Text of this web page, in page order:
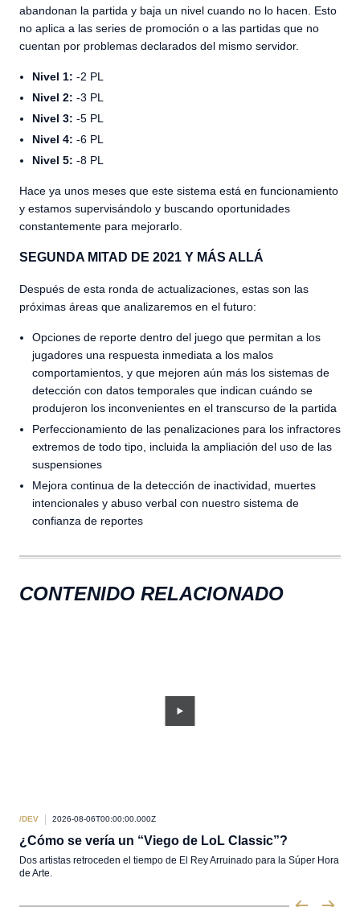
abandonan la partida y baja un nivel cuando no lo hacen. Esto
no aplica a las series de promoción o a las partidas que no
cuentan por problemas declarados del mismo servidor.
Nivel 1: -2 PL
Nivel 2: -3 PL
Nivel 3: -5 PL
Nivel 4: -6 PL
Nivel 5: -8 PL
Hace ya unos meses que este sistema está en funcionamiento
y estamos supervisándolo y buscando oportunidades
constantemente para mejorarlo.
SEGUNDA MITAD DE 2021 Y MÁS ALLÁ
Después de esta ronda de actualizaciones, estas son las
próximas áreas que analizaremos en el futuro:
Opciones de reporte dentro del juego que permitan a los
jugadores una respuesta inmediata a los malos
comportamientos, y que mejoren aún más los sistemas de
detección con datos temporales que indican cuándo se
produjeron los inconvenientes en el transcurso de la partida
Perfeccionamiento de las penalizaciones para los infractores
extremos de todo tipo, incluida la ampliación del uso de las
suspensiones
Mejora continua de la detección de inactividad, muertes
intencionales y abuso verbal con nuestro sistema de
confianza de reportes
CONTENIDO RELACIONADO
/DEV 2026-08-06T00:00:00.000Z
¿Cómo se vería un “Viego de LoL Classic”?
Dos artistas retroceden el tiempo de El Rey Arruinado para la Súper Hora
de Arte.